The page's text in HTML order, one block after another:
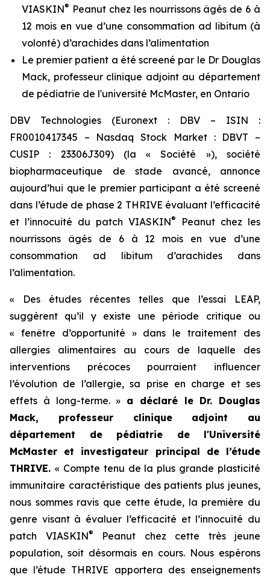
VIASKIN® Peanut chez les nourrissons âgés de 6 à
12 mois en vue d’une consommation ad libitum (à
volonté) d’arachides dans l’alimentation
Le premier patient a été screené par le Dr Douglas
Mack, professeur clinique adjoint au département
de pédiatrie de l'université McMaster, en Ontario
DBV Technologies (Euronext : DBV – ISIN :
FR0010417345 – Nasdaq Stock Market : DBVT –
CUSIP : 23306J309) (la « Société »), société
biopharmaceutique de stade avancé, annonce
aujourd’hui que le premier participant a été screené
dans l’étude de phase 2 THRIVE évaluant l’efficacité
et l’innocuité du patch VIASKIN®
Peanut chez les
nourrissons âgés de 6 à 12 mois en vue d’une
consommation ad libitum d’arachides dans
l’alimentation.
« Des études récentes telles que l’essai LEAP,
suggèrent qu’il y existe une période critique ou
« fenêtre d’opportunité » dans le traitement des
allergies alimentaires au cours de laquelle des
interventions précoces pourraient influencer
l’évolution de l’allergie, sa prise en charge et ses
effets à long-terme. » a déclaré le Dr. Douglas
Mack, professeur clinique adjoint au
département de pédiatrie de l'Université
McMaster et investigateur principal de l’étude
THRIVE. « Compte tenu de la plus grande plasticité
immunitaire caractéristique des patients plus jeunes,
nous sommes ravis que cette étude, la première du
genre visant à évaluer l’efficacité et l’innocuité du
patch VIASKIN®
Peanut chez cette très jeune
population, soit désormais en cours. Nous espérons
que l’étude THRIVE apportera des enseignements